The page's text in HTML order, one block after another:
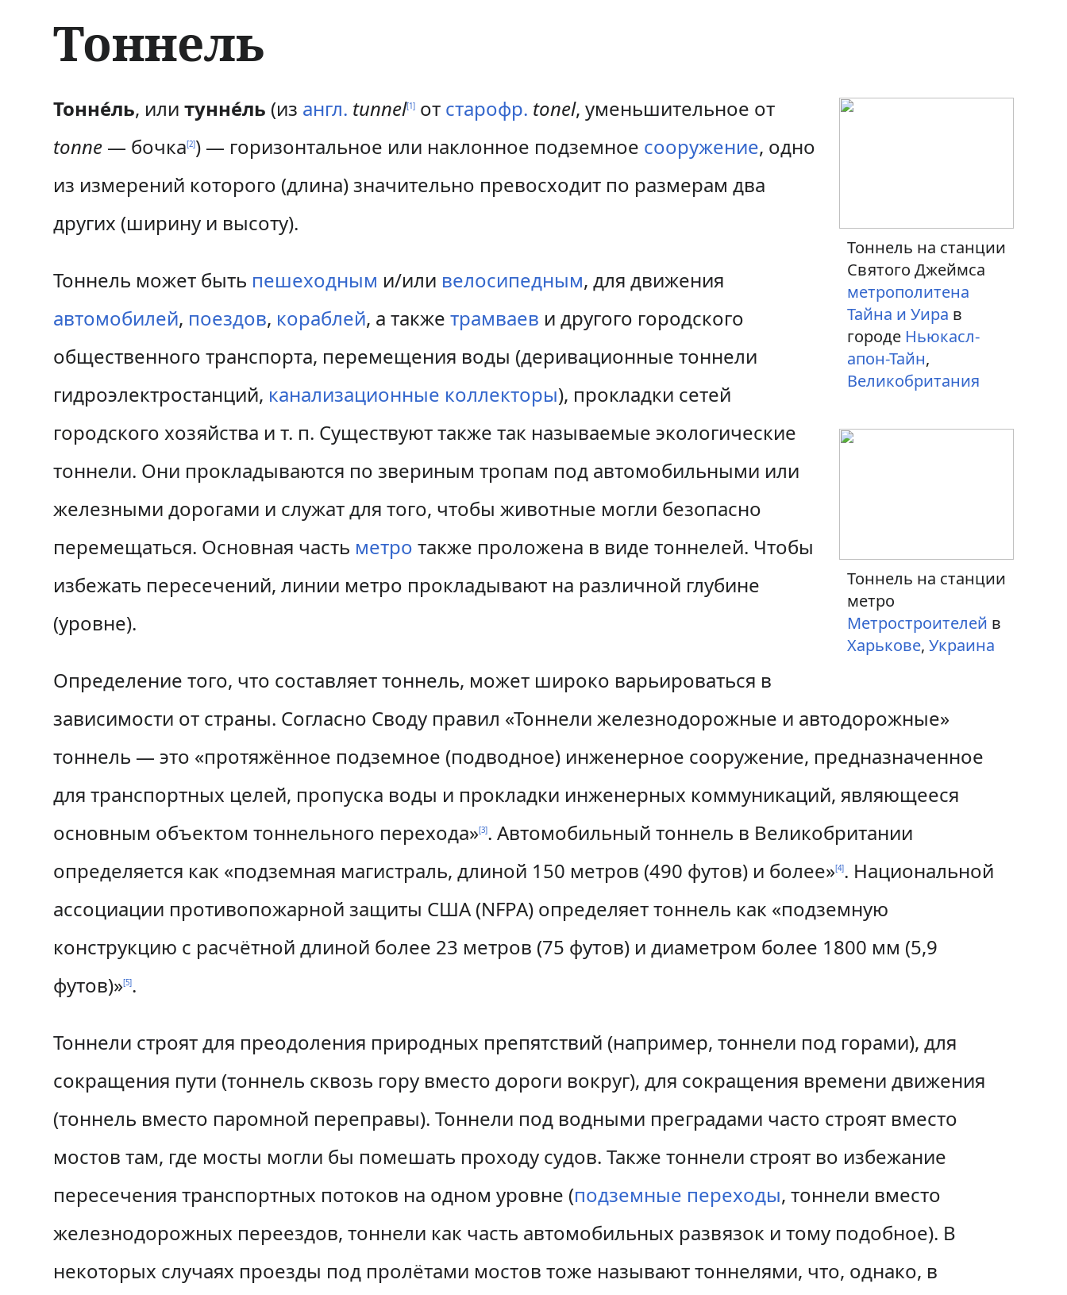
Тоннель
П
е
й
к
н
а
а
ц
и
и
П
е
й
к
п
о
у
Тоннель на станции
Святого Джеймса
метрополитена
Тайна и Уира в
городе Ньюкасл-
апон-Тайн,
Великобритания
Тоннель на станции
метро
Метростроителей в
Харькове, Украина
Тонне́ль, илитунне́ль (из англ. tunnel[1] от старофр. tonel, уменьшительное от
tonne — бочка[2]) — горизонтальное или наклонное подземное сооружение, одно
из измерений которого (длина) значительно превосходит по размерам два
других (ширину и высоту).
Тоннель может быть пешеходным и/или велосипедным, для движения
автомобилей, поездов, кораблей, а такжетрамваев и другого городского
общественного транспорта, перемещения воды (деривационные тоннели
гидроэлектростанций, канализационные коллекторы), прокладки сетей
городского хозяйства и т. п. Существуют также так называемые экологические
тоннели. Они прокладываются по звериным тропам под автомобильными или
железными дорогами и служат для того, чтобы животные могли безопасно
перемещаться. Основная часть метро также проложена в виде тоннелей. Чтобы
избежать пересечений, линии метро прокладывают на различной глубине
(уровне).
Определение того, что составляет тоннель, может широко варьироваться в
зависимости от страны. Согласно Своду правил «Тоннели железнодорожные и автодорожные»
тоннель — это «протяжённое подземное (подводное) инженерное сооружение, предназначенное
для транспортных целей, пропуска воды и прокладки инженерных коммуникаций, являющееся
основным объектом тоннельного перехода»[3]. Автомобильный тоннель в Великобритании
определяется как «подземная магистраль, длиной 150 метров (490 футов) и более»[4]. Национальной
ассоциации противопожарной защиты США (NFPA) определяет тоннель как «подземную
конструкцию с расчётной длиной более 23 метров (75 футов) и диаметром более 1800 мм (5,9
футов)»[5].
Тоннели строят для преодоления природных препятствий (например, тоннели под горами), для
сокращения пути (тоннель сквозь гору вместо дороги вокруг), для сокращения времени движения
(тоннель вместо паромной переправы). Тоннели под водными преградами часто строят вместо
мостов там, где мосты могли бы помешать проходу судов. Также тоннели строят во избежание
пересечения транспортных потоков на одном уровне (подземные переходы, тоннели вместо
железнодорожных переездов, тоннели как часть автомобильных развязок и тому подобное). В
некоторых случаях проезды под пролётами мостов тоже называют тоннелями, что, однако, в